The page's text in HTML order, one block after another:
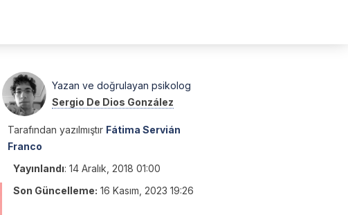
Yazan ve doğrulayan psikolog
Sergio De Dios González
Tarafından yazılmıştır Fátima Servián
Franco
Yayınlandı: 14 Aralık, 2018 01:00
Son Güncelleme: 16 Kasım, 2023 19:26